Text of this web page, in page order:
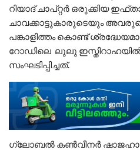
റിയാദ് ചാപ്റ്റർ ഒരുക്കിയ
ചാവക്കാട്ടുകാരുടെയും
പങ്കാളിത്തം കൊണ്ട്
റോഡിലെ ലുലു ഇസ്തിറാഹയിൽ
സംഘടിപ്പിച്ചത്.
ഗ്ലോബൽ കൺവീനർ ഷാജഹാൻ